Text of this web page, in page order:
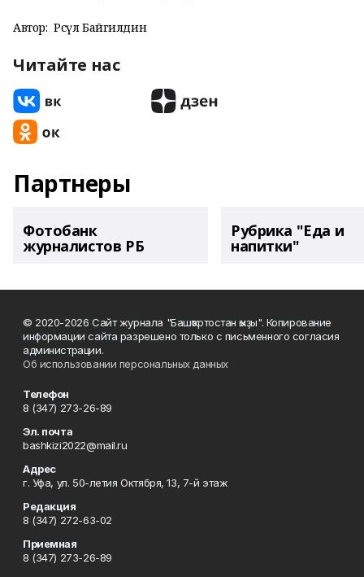
Автор: Рәсүл Байгилдин
Читайте нас
Партнеры
Фотобанк
журналистов РБ
Рубрика "Еда и
напитки"
© 2020-2026 Сайт журнала "Башҡортостан ҡыҙы". Копирование
информации сайта разрешено только с письменного согласия
администрации.
Об использовании персональных данных
Телефон
8 (347) 273-26-89
Эл. почта
bashkizi2022@mail.ru
Адрес
г. Уфа, ул. 50-летия Октября, 13, 7-й этаж
Редакция
8 (347) 272-63-02
Приемная
8 (347) 273-26-89